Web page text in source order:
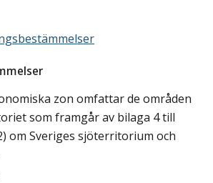
zon omfattar de områden
som framgår av bilaga 4 till
om Sveriges sjöterritorium och